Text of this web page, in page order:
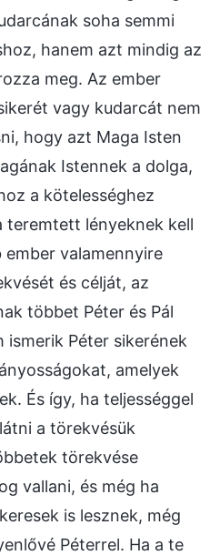
soha semmi
hanem azt mindig az
meg. Az ember
vagy kudarcát nem
hogy azt Maga Isten
Istennek a dolga,
a kötelességhez
teremtett lényeknek kell
valamennyire
és célját, az
többet Péter és Pál
ismerik Péter sikerének
amelyek
És így, ha teljességgel
a törekvésük
törekvése
vallani, és még ha
is lesznek, még
Péterrel. Ha a te